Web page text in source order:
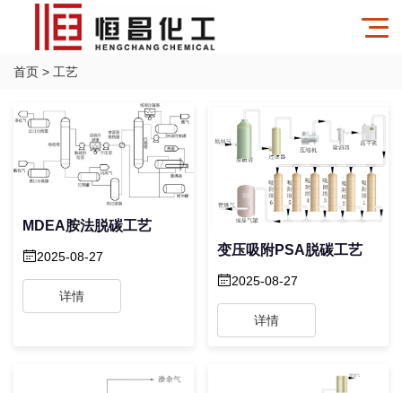
首页 > 工艺
MDEA胺法脱碳工艺
2025-08-27
详情
变压吸附PSA脱碳工艺
2025-08-27
详情